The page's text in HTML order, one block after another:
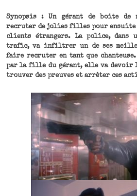
Synopsis : Un gérant de boite de
recruter de jolies filles pour ensuite
clients étrangers. La police, dans
trafic, va infiltrer un de ses
faire recruter en tant que chanteuse.
par la fille du gérant, elle va devoir
trouver des preuves et arrêter ces